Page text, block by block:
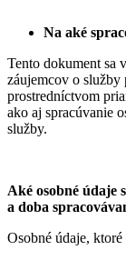
Na aké
Tento dokument sa
záujemcov o
prostredníctvom
ako aj spracúvanie
služby.
Aké osobné údaje
a doba
Osobné údaje,